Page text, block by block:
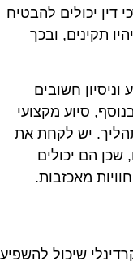
יכולים להבטיח
תקינים, ובכך
חשובים
סיוע מקצועי
יש לקחת את
הם יכולים
מאכזבות.
שיכול להשפיע